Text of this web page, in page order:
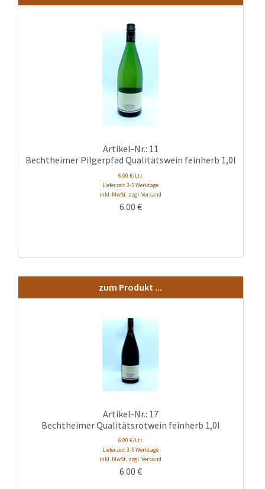
Artikel-Nr.: 11
Bechtheimer Pilgerpfad Qualitätswein feinherb 1,0l
6.00 €/Ltr.
Lieferzeit 3-5 Werktage
inkl. MwSt. zzgl. Versand
6.00 €
Artikel-Nr.: 17
Bechtheimer Qualitätsrotwein feinherb 1,0l
6.00 €/Ltr.
Lieferzeit 3-5 Werktage
inkl. MwSt. zzgl. Versand
6.00 €
zum Produkt ...